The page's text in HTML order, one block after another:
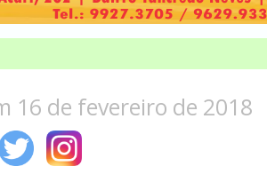
16 de fevereiro de 2018